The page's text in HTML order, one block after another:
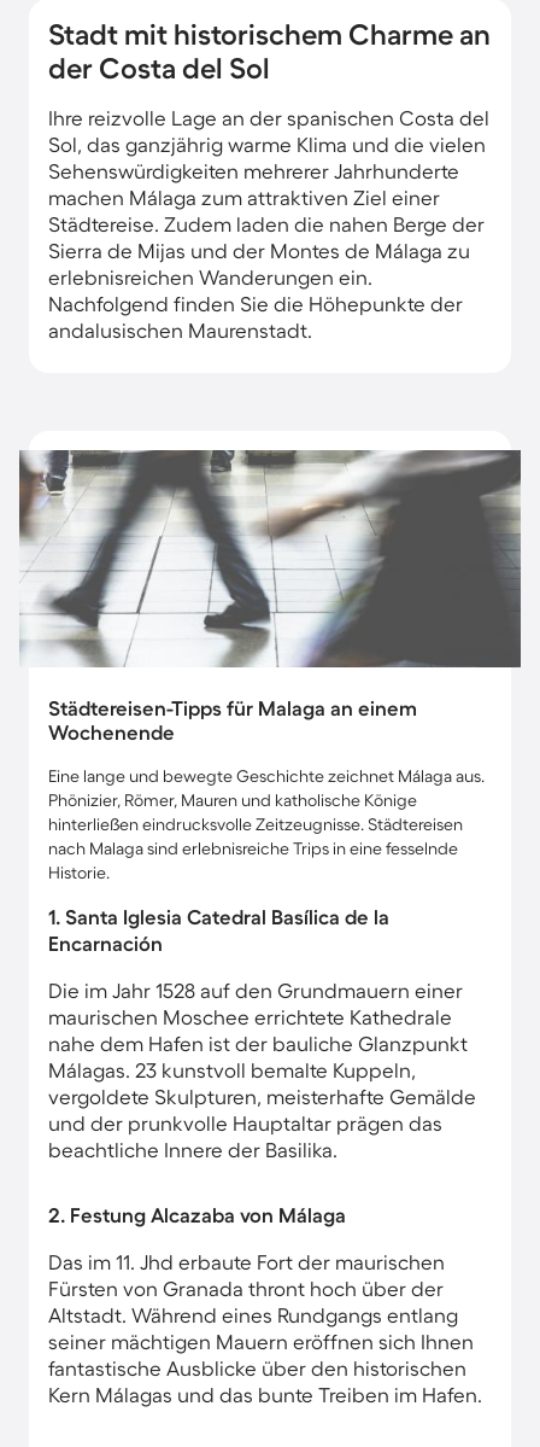
Stadt mit historischem Charme an
der Costa del Sol
Ihre reizvolle Lage an der spanischen Costa del
Sol, das ganzjährig warme Klima und die vielen
Sehenswürdigkeiten mehrerer Jahrhunderte
machen Málaga zum attraktiven Ziel einer
Städtereise. Zudem laden die nahen Berge der
Sierra de Mijas und der Montes de Málaga zu
erlebnisreichen Wanderungen ein.
Nachfolgend finden Sie die Höhepunkte der
andalusischen Maurenstadt.
Städtereisen-Tipps für Malaga an einem
Wochenende
Eine lange und bewegte Geschichte zeichnet Málaga aus.
Phönizier, Römer, Mauren und katholische Könige
hinterließen eindrucksvolle Zeitzeugnisse. Städtereisen
nach Malaga sind erlebnisreiche Trips in eine fesselnde
Historie.
1. Santa Iglesia Catedral Basílica de la
Encarnación
Die im Jahr 1528 auf den Grundmauern einer
maurischen Moschee errichtete Kathedrale
nahe dem Hafen ist der bauliche Glanzpunkt
Málagas. 23 kunstvoll bemalte Kuppeln,
vergoldete Skulpturen, meisterhafte Gemälde
und der prunkvolle Hauptaltar prägen das
beachtliche Innere der Basilika.
2. Festung Alcazaba von Málaga
Das im 11. Jhd erbaute Fort der maurischen
Fürsten von Granada thront hoch über der
Altstadt. Während eines Rundgangs entlang
seiner mächtigen Mauern eröffnen sich Ihnen
fantastische Ausblicke über den historischen
Kern Málagas und das bunte Treiben im Hafen.